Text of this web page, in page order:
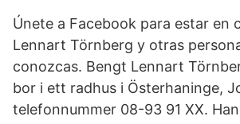
Únete a Facebook para estar en
Lennart Törnberg y otras
conozcas. Bengt Lennart
bor i ett radhus i Österhaninge,
telefonnummer 08-93 91 XX.